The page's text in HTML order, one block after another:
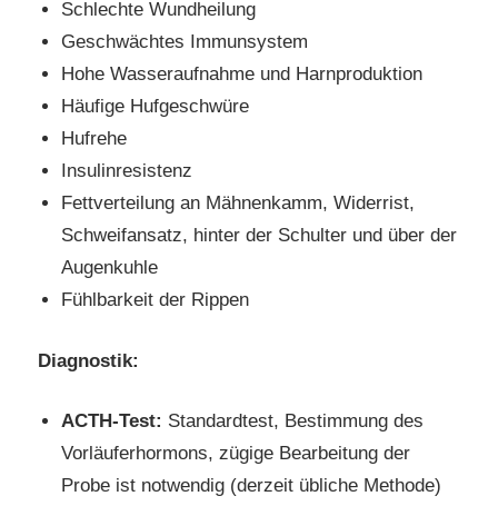
Schlechte Wundheilung
Geschwächtes Immunsystem
Hohe Wasseraufnahme und Harnproduktion
Häufige Hufgeschwüre
Hufrehe
Insulinresistenz
Fettverteilung an Mähnenkamm, Widerrist,
Schweifansatz, hinter der Schulter und über der
Augenkuhle
Fühlbarkeit der Rippen
Diagnostik:
ACTH-Test: Standardtest, Bestimmung des
Vorläuferhormons, zügige Bearbeitung der
Probe ist notwendig (derzeit übliche Methode)